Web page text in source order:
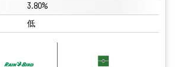
3.80%
低